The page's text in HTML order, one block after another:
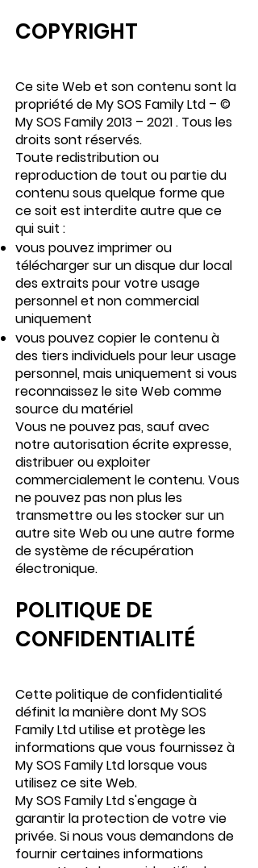
COPYRIGHT
Ce site Web et son contenu sont la
propriété de My SOS Family Ltd – ©
My SOS Family 2013 – 2021 . Tous les
droits sont réservés.
Toute redistribution ou
reproduction de tout ou partie du
contenu sous quelque forme que
ce soit est interdite autre que ce
qui suit :
vous pouvez imprimer ou
télécharger sur un disque dur local
des extraits pour votre usage
personnel et non commercial
uniquement
vous pouvez copier le contenu à
des tiers individuels pour leur usage
personnel, mais uniquement si vous
reconnaissez le site Web comme
source du matériel
Vous ne pouvez pas, sauf avec
notre autorisation écrite expresse,
distribuer ou exploiter
commercialement le contenu. Vous
ne pouvez pas non plus les
transmettre ou les stocker sur un
autre site Web ou une autre forme
de système de récupération
électronique.
POLITIQUE DE
CONFIDENTIALITÉ
Cette politique de confidentialité
définit la manière dont My SOS
Family Ltd utilise et protège les
informations que vous fournissez à
My SOS Family Ltd lorsque vous
utilisez ce site Web.
My SOS Family Ltd s'engage à
garantir la protection de votre vie
privée. Si nous vous demandons de
fournir certaines informations